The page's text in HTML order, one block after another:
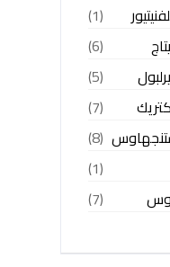
(1)
(6)
(5)
(7)
(8)
(1)
(7)